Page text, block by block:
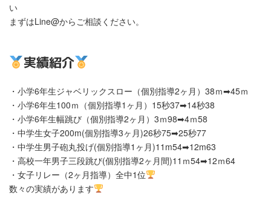
い
まずはLine@からご相談ください。
実績紹介
・小学6年生ジャベリックスロー（個別指導2ヶ月）38ｍ➡45ｍ
・小学6年生100ｍ（個別指導1ヶ月）15秒37➡14秒38
・小学6年生幅跳び（個別指導2ヶ月）3ｍ98➡4ｍ58
・中学生女子200m(個別指導3ヶ月)26秒75➡︎25秒77
・中学生男子砲丸投げ(個別指導1ヶ月)11m54➡︎12m63
・高校一年男子三段跳び(個別指導2ヶ月間)11ｍ54➡︎12ｍ64
・女子リレー（2ヶ月指導）全中1位
数々の実績があります